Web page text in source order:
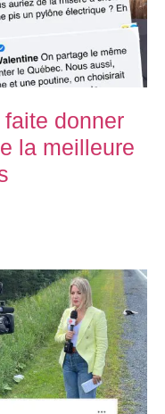
faite donner
la meilleure